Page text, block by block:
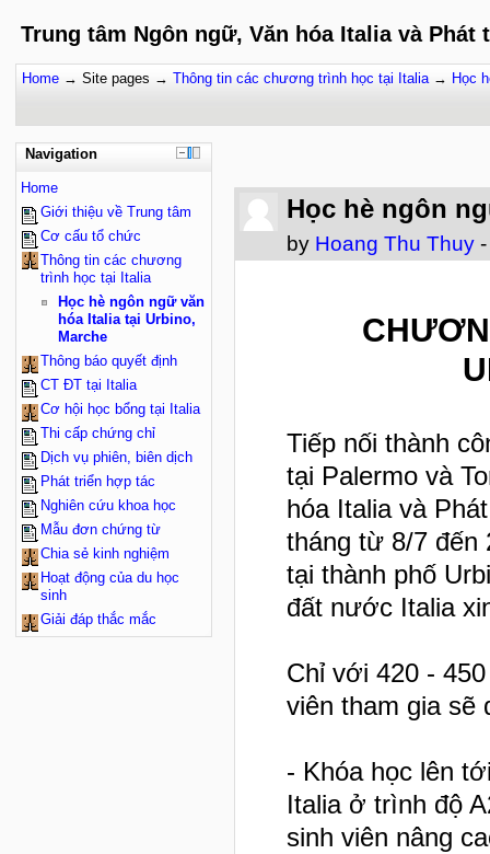
Trung tâm Ngôn ngữ, Văn hóa Italia và
Home → Site pages → Thông tin các chương trình học tại Italia → Học
Học hè ngôn
by Hoang Thu Thuy
Tiếp nối thành
tại Palermo và
hóa Italia và
tháng từ 8/7 đến
tại thành phố
đất nước Italia
Chỉ với 420 -
viên tham gia
- Khóa học lên
Italia ở trình độ
sinh viên nâng
Navigation
Home
Giới thiệu về Trung tâm
Cơ cấu tổ chức
Thông tin các chương
trình học tại Italia
Học hè ngôn ngữ văn
hóa Italia tại Urbino,
Marche
Thông báo quyết định
CT ĐT tại Italia
Cơ hội học bổng tại Italia
Thi cấp chứng chỉ
Dịch vụ phiên, biên dịch
Phát triển hợp tác
Nghiên cứu khoa học
Mẫu đơn chứng từ
Chia sẻ kinh nghiệm
Hoạt động của du học
sinh
Giải đáp thắc mắc